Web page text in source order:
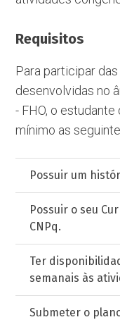
Requisitos
Para participar
desenvolvidas no
- FHO, o
mínimo as
Possuir um
Possuir o seu
CNPq.
Ter
semanais às
Submeter o